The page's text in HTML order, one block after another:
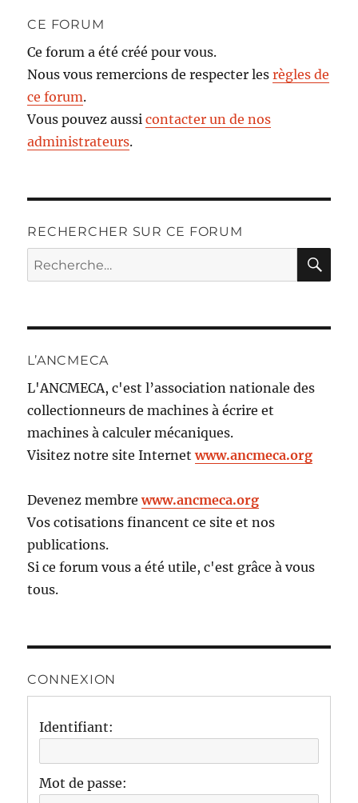
CE FORUM
Ce forum a été créé pour vous.
Nous vous remercions de respecter lesrègles de
ce forum.
Vous pouvez aussicontacter un de nos
administrateurs.
RECHERCHER SUR CE FORUM
Recherche
pour :
L’ANCMECA
L'ANCMECA, c'est l’association nationale des
collectionneurs de machines à écrire et
machines à calculer mécaniques.
Visitez notre site Internetwww.ancmeca.org
Devenez membrewww.ancmeca.org
Vos cotisations financent ce site et nos
publications.
Si ce forum vous a été utile, c'est grâce à vous
tous.
CONNEXION
Identifiant:
Mot de passe: